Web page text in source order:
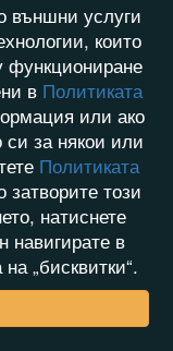
външни услуги
които
функциониране
в Политиката
или ако
си за някои или
Политиката
затворите този
натиснете
навигирате в
„бисквитки“.